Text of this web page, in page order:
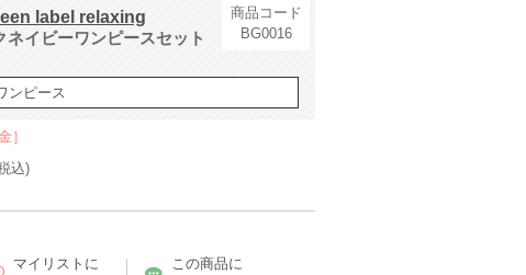
label relaxing
ネイビーワンピースセット
商品コード
BG0016
ンピース
］
込)
マイリストに
この商品に